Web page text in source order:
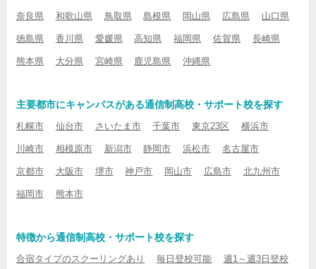
奈良県 和歌山県 鳥取県 島根県 岡山県 広島県 山口県
徳島県 香川県 愛媛県 高知県 福岡県 佐賀県 長崎県
熊本県 大分県 宮崎県 鹿児島県 沖縄県
主要都市にキャンパスがある通信制高校・サポート校を探す
札幌市 仙台市 さいたま市 千葉市 東京23区 横浜市
川崎市 相模原市 新潟市 静岡市 浜松市 名古屋市
京都市 大阪市 堺市 神戸市 岡山市 広島市 北九州市
福岡市 熊本市
特徴から通信制高校・サポート校を探す
合宿タイプのスクーリングあり 毎日登校可能 週1～週3日登校